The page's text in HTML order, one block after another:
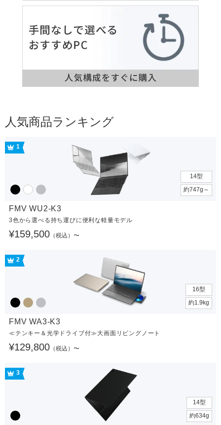
人気商品ランキング
1
14型
約747g～
FMV WU2-K3
3色から選べる持ち運びに便利な軽量モデル
¥159,500 （税込）〜
2
16型
約1.9kg
FMV WA3-K3
≪テンキー＆光学ドライブ付≫大画面リビングノート
¥129,800 （税込）〜
3
14型
約634g